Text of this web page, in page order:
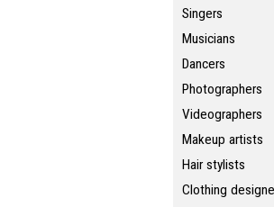
Singers
Musicians
Dancers
Photographers
Videographers
Makeup artists
Hair stylists
Clothing